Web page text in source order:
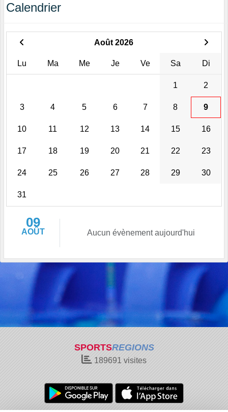
Calendrier
Août 2026
Lu Ma Me Je Ve Sa Di
1 2
3 4 5 6 7 8 9
10 11 12 13 14 15 16
17 18 19 20 21 22 23
24 25 26 27 28 29 30
31
09
AOÛT Aucun évènement aujourd'hui
SPORTSREGIONS
189691 visites